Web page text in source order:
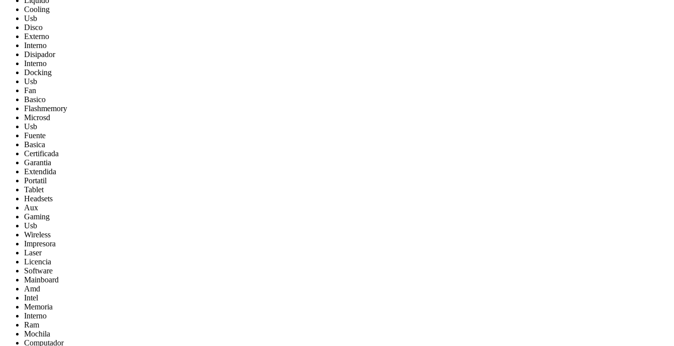
Cooling
Usb
Disco
Externo
Interno
Disipador
Interno
Docking
Usb
Fan
Basico
Flashmemory
Microsd
Usb
Fuente
Basica
Certificada
Garantia
Extendida
Portatil
Tablet
Headsets
Aux
Gaming
Usb
Wireless
Impresora
Laser
Licencia
Software
Mainboard
Amd
Intel
Memoria
Interno
Ram
Mochila
Computador